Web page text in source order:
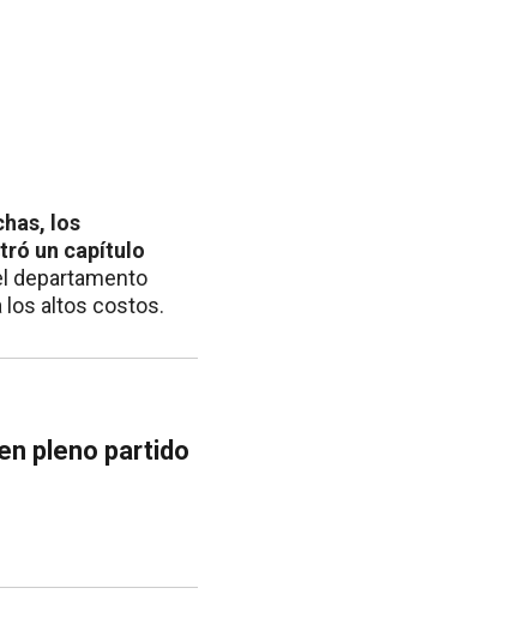
los
un capítulo
departamento
los altos costos.
pleno partido